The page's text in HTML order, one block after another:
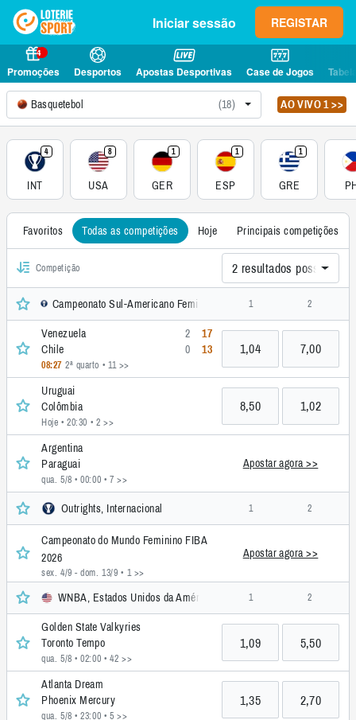
Iniciar sessão REGISTAR
4
Promoções Desportos Apostas Desportivas Case de Jogos
Basquetebol (18) AO VIVO 1 >>
4
INT
8
USA
1
GER
1
ESP
1
GRE
Favoritos Todas as competições Hoje Principais competições
Competição 2 resultados possíveis
Campeonato Sul-Americano Feminino FIBA, Internacional
1 2
Venezuela
Chile
08:27 2ª quarto • 11 >>
2
0
17
13
1,04 7,00
Uruguai
Colômbia
Hoje • 20:30 • 2 >>
8,50 1,02
Argentina
Paraguai
qua. 5/8 • 00:00 • 7 >>
Apostar agora >>
Outrights, Internacional 1 2
Campeonato do Mundo Feminino FIBA
2026
sex. 4/9 - dom. 13/9 • 1 >>
Apostar agora >>
WNBA, Estados Unidos da América 1 2
Golden State Valkyries
Toronto Tempo
qua. 5/8 • 02:00 • 42 >>
1,09 5,50
Atlanta Dream
Phoenix Mercury
qua. 5/8 • 23:00 • 5 >>
1,35 2,70